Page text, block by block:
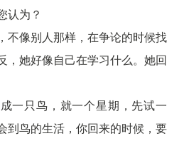
为？
不像别人那样，在争论的时候找
，她好像自己在学习什么。她回
一只鸟，就一个星期，先试一
到鸟的生活，你回来的时候，要